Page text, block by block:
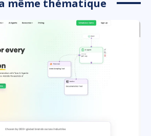
même thématique